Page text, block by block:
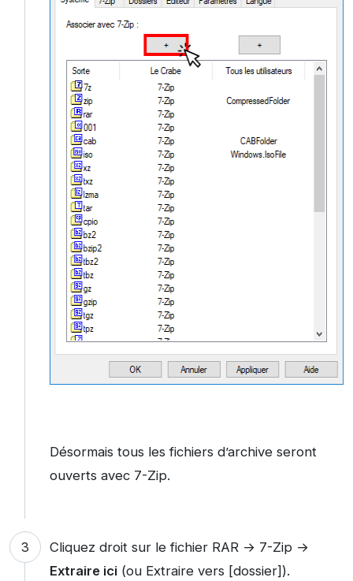
Désormais tous les fichiers d’archive seront
ouverts avec 7-Zip.
Cliquez droit sur le fichier RAR → 7-Zip →
Extraire ici(ou Extraire vers [dossier]).